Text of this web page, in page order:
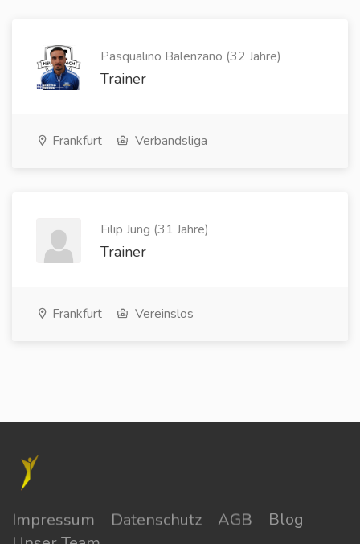
Pasqualino Balenzano (32 Jahre)
Trainer
Frankfurt Verbandsliga
Filip Jung (31 Jahre)
Trainer
Frankfurt Vereinslos
Impressum Datenschutz AGB
Blog